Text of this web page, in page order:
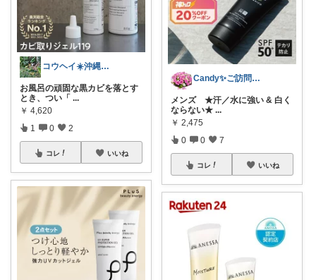
​コウヘイ☀️沖縄離島で「これ使える」
​お風呂の頑固な黒カビを落とす
とき、つい「 ...
￥ 4,620
1 0 2
コレ いいね
Candy✨ご訪問・経由購入に日々感謝✨
メンズ ★汗／水に強い & 白く
ならない★ ...
￥ 2,475
0 0 7
コレ いいね